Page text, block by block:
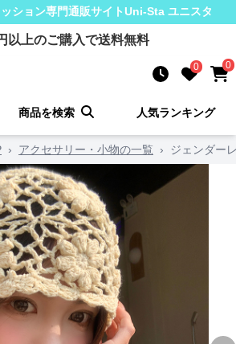
ション専門通販サイトUni-Sta ユニスタ
以上のご購入で送料無料
0 0
商品を検索 人気ランキング
› アクセサリー・小物の一覧 › ジェンダー